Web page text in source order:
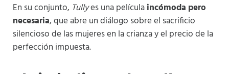
En su conjunto, Tullyes una películaincómoda pero
necesaria, que abre un diálogo sobre el sacrificio
silencioso de las mujeres en la crianza y el precio de la
perfección impuesta.